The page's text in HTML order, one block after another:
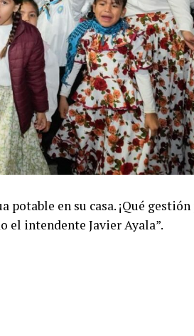
potable en su casa. ¡Qué
el intendente Javier Ayala”.